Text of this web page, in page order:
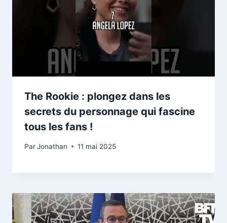
The Rookie : plongez dans les
secrets du personnage qui fascine
tous les fans !
ParJonathan 11 mai 2025